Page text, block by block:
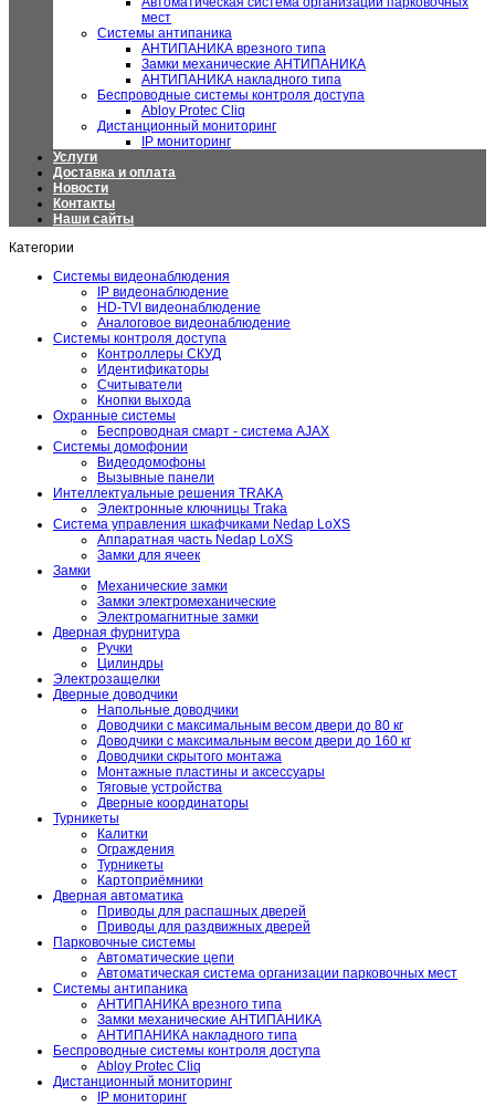
мест
Системы антипаника
АНТИПАНИКА врезного типа
Замки механические АНТИПАНИКА
АНТИПАНИКА накладного типа
Беспроводные системы контроля доступа
Abloy Protec Cliq
Дистанционный мониторинг
IP мониторинг
Услуги
Доставка и оплата
Новости
Контакты
Наши сайты
Категории
Системы видеонаблюдения
IP видеонаблюдение
HD-TVI видеонаблюдение
Аналоговое видеонаблюдение
Системы контроля доступа
Контроллеры СКУД
Идентификаторы
Считыватели
Кнопки выхода
Охранные системы
Беспроводная смарт - система AJAX
Системы домофонии
Видеодомофоны
Вызывные панели
Интеллектуальные решения TRAKA
Электронные ключницы Traka
Система управления шкафчиками Nedap LoXS
Аппаратная часть Nedap LoXS
Замки для ячеек
Замки
Механические замки
Замки электромеханические
Электромагнитные замки
Дверная фурнитура
Ручки
Цилиндры
Электрозащелки
Дверные доводчики
Напольные доводчики
Доводчики с максимальным весом двери до 80 кг
Доводчики с максимальным весом двери до 160 кг
Доводчики скрытого монтажа
Монтажные пластины и аксессуары
Тяговые устройства
Дверные координаторы
Турникеты
Калитки
Ограждения
Турникеты
Картоприёмники
Дверная автоматика
Приводы для распашных дверей
Приводы для раздвижных дверей
Парковочные системы
Автоматические цепи
Автоматическая система организации парковочных мест
Системы антипаника
АНТИПАНИКА врезного типа
Замки механические АНТИПАНИКА
АНТИПАНИКА накладного типа
Беспроводные системы контроля доступа
Abloy Protec Cliq
Дистанционный мониторинг
IP мониторинг